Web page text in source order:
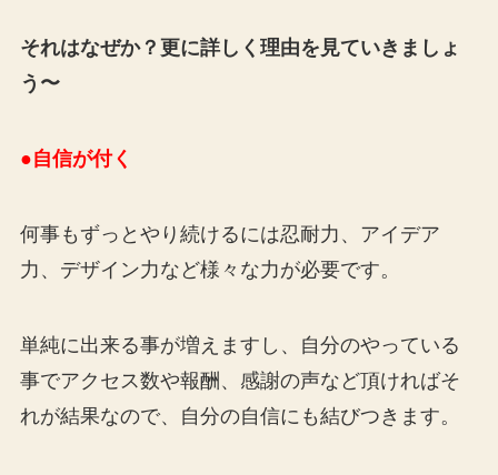
それはなぜか？更に詳しく理由を見ていきましょ
う〜
●自信が付く
何事もずっとやり続けるには忍耐力、アイデア
力、デザイン力など様々な力が必要です。
単純に出来る事が増えますし、自分のやっている
事でアクセス数や報酬、感謝の声など頂ければそ
れが結果なので、自分の自信にも結びつきます。